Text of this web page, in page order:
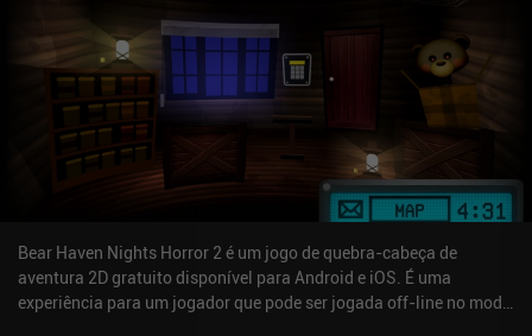
Bear Haven Nights Horror 2 é um jogo de quebra-cabeça de
aventura 2D gratuito disponível para Android e iOS. É uma
experiência para um jogador que pode ser jogada off-line no modo